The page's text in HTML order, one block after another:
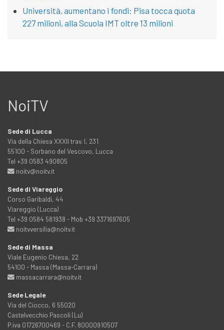
Università, aumentano i fondi: Pisa tocca quota
227 milioni, alla Scuola IMT oltre 13 milioni
NoiTV
Sede di Lucca
Via della Chiesa XXXII trav. I, 231
55100 - Sorbano del Vescovo, Lucca
Tel +39 0583 490805
noitv@noitv.it
Sede di Viareggio
Corso Garibaldi, 44
Viareggio (Lucca)
Tel +39 0584 581938 - Mob +39 3371697605
noitvversilia@noitv.it
Sede di Massa
Viale Eugenio Chiesa, 22
54100 - Massa (Massa-Carrara)
massacarrara@noitv.it
Sede Legale
Via del Ciocco, 6 55020
Castelvecchio Pascoli (Lu)
P.iva 01726700469 - C.F. 80000910507